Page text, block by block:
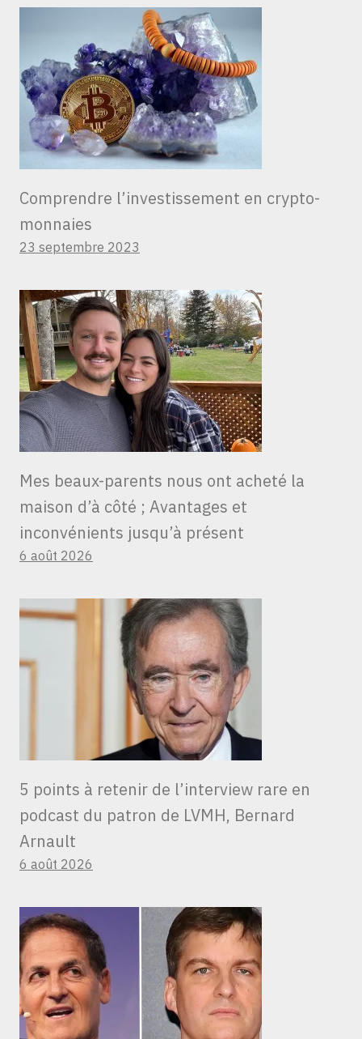
Comprendre l’investissement en crypto-
monnaies
23 septembre 2023
Mes beaux-parents nous ont acheté la
maison d’à côté ; Avantages et
inconvénients jusqu’à présent
6 août 2026
5 points à retenir de l’interview rare en
podcast du patron de LVMH, Bernard
Arnault
6 août 2026